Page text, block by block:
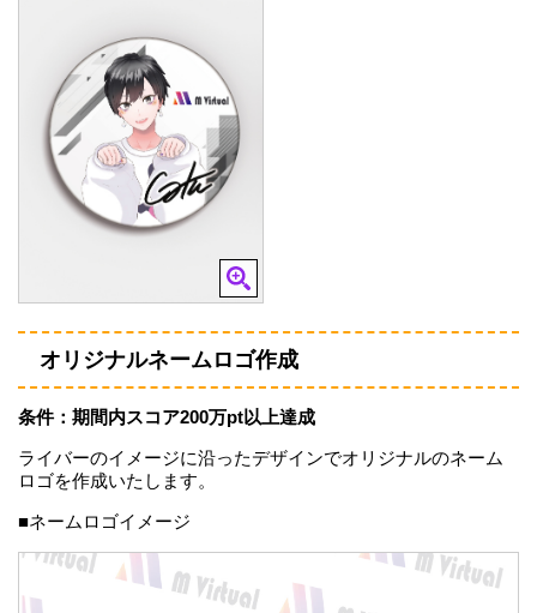
オリジナルネームロゴ作成
条件：期間内スコア200万pt以上達成
ライバーのイメージに沿ったデザインでオリジナルのネーム
ロゴを作成いたします。
■ネームロゴイメージ